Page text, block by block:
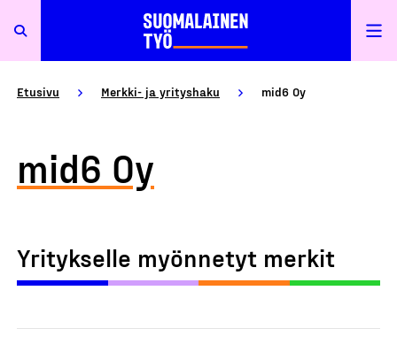
Etusivu Merkki- ja yrityshaku mid6 Oy
mid6 Oy
Yritykselle myönnetyt merkit